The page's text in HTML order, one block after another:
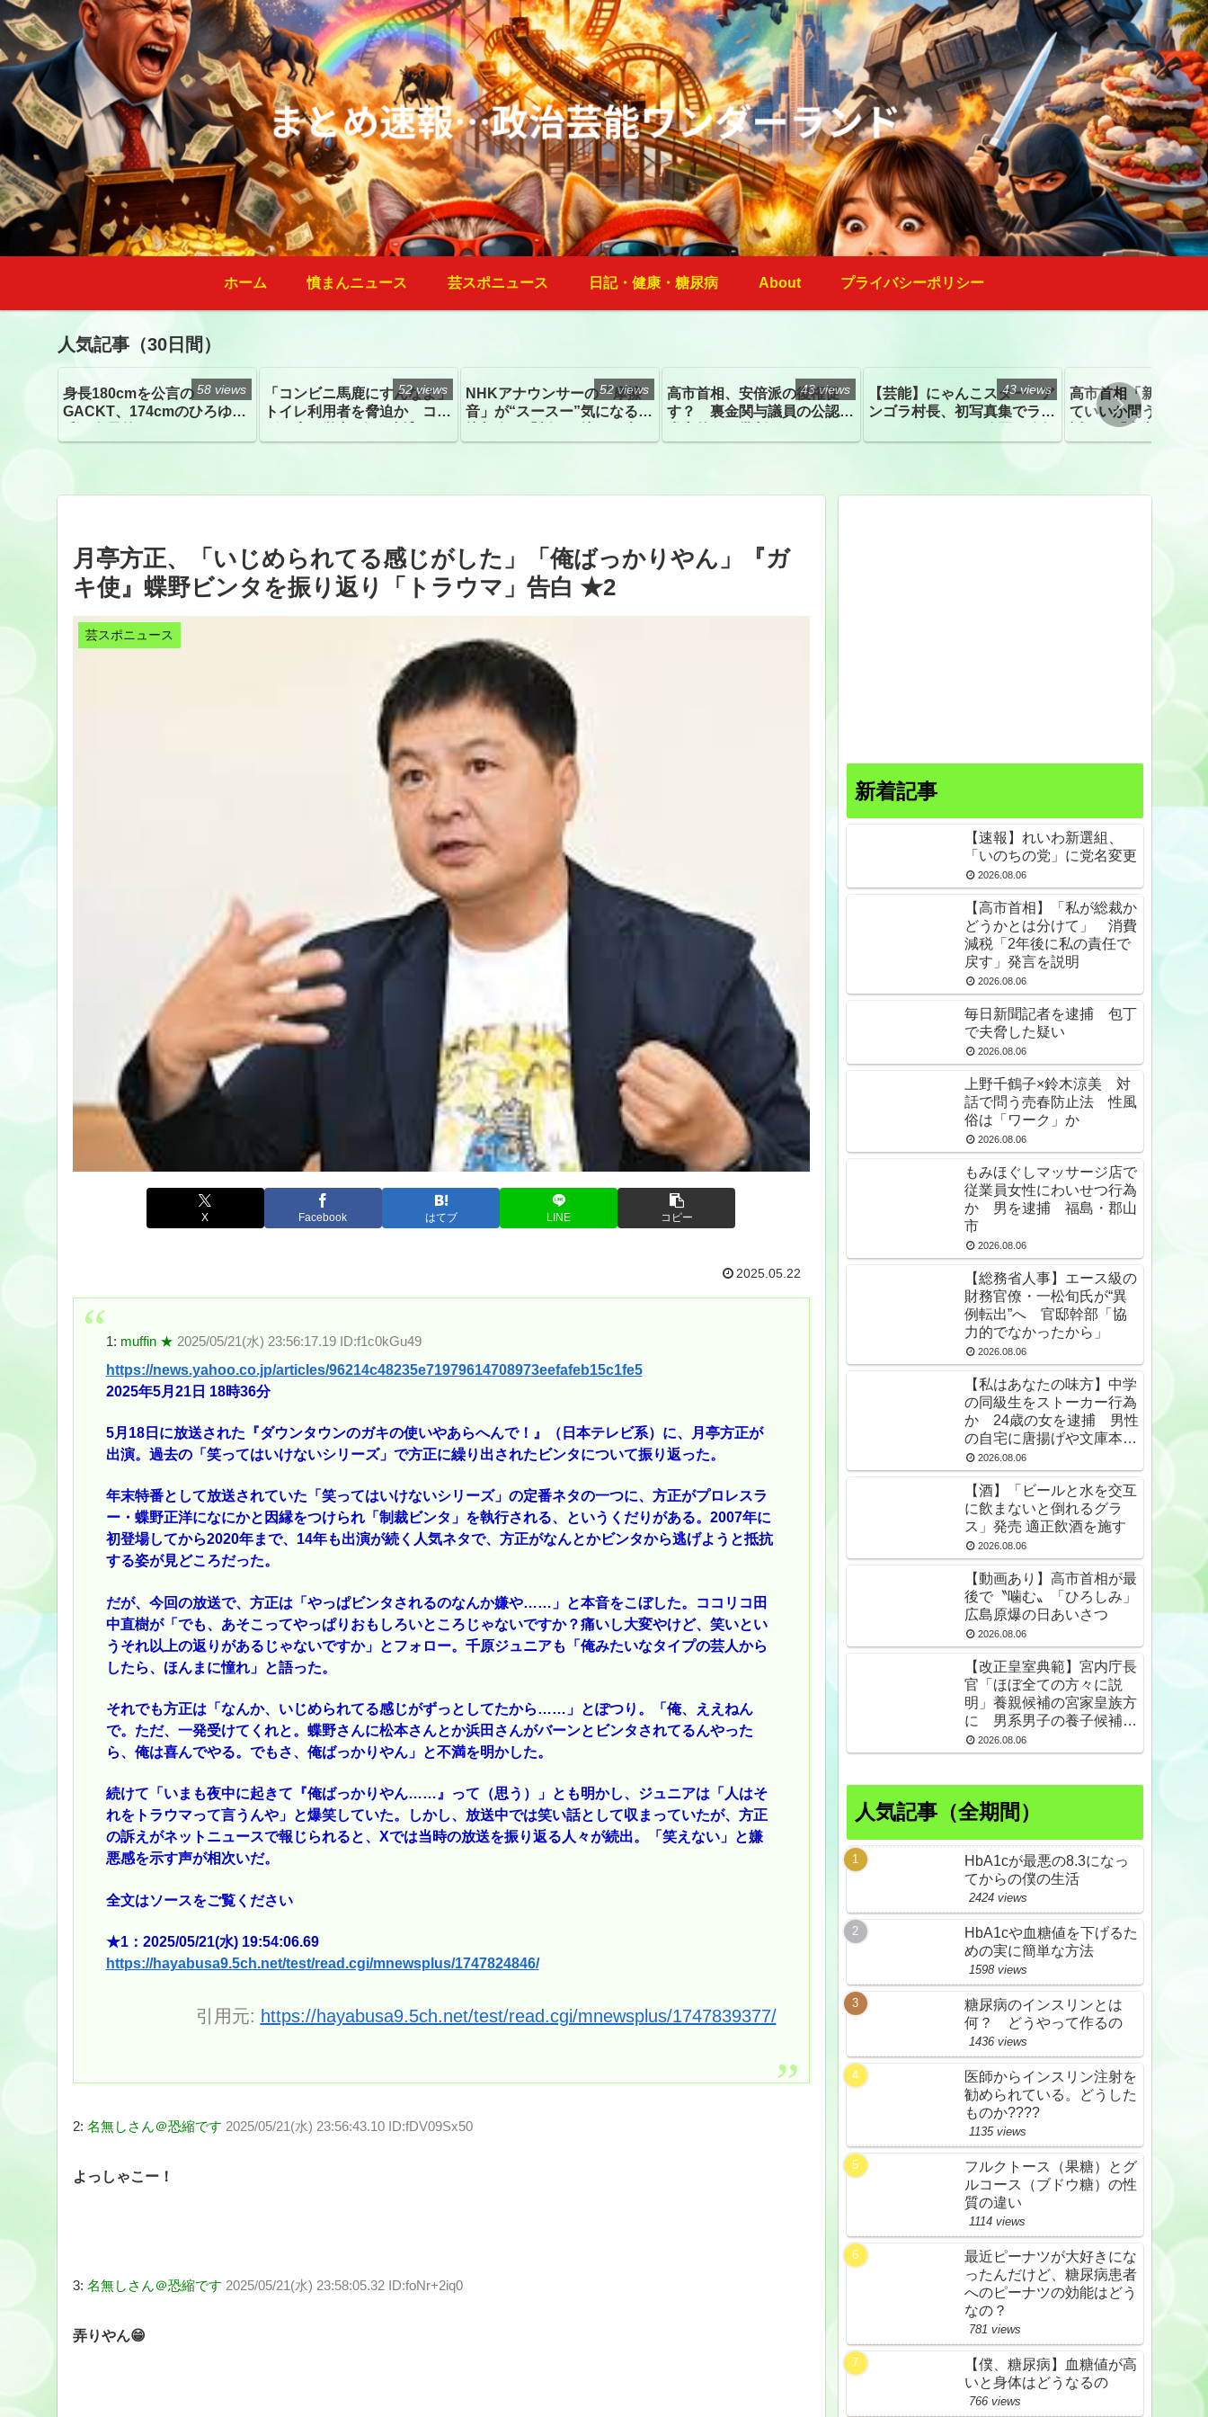
ホーム 憤まんニュース 芸スポニュース 日記・健康・糖尿病 About プライバシーポリシー
人気記事（30日間）
身長180cmを公言の
GACKT、174cmのひろゆき
トざわつき イベントでの写
58 views
「コンビニ馬鹿にすんなよ」
トイレ利用者を脅迫か コン
52 views
NHKアナウンサーの「摩擦
音」が“スースー”気になる指
聴こえる。聴きづらい」
52 views
高市首相、安倍派の復権促
す？ 裏金関与議員の公認、
43 views
【芸能】にゃんこスター・ア
ンゴラ村長、初写真集でラン
はデジタル写真集が異例の大
43 views
高市首相「新たな国
ていいか問う」 受
訴え！「高市自民に
月亭方正、「いじめられてる感じがした」「俺ばっかりやん」『ガ
キ使』蝶野ビンタを振り返り「トラウマ」告白 ★2
芸スポニュース
X Facebook はてブ LINE コピー
2025.05.22
1: muffin ★ 2025/05/21(水) 23:56:17.19 ID:f1c0kGu49
https://news.yahoo.co.jp/articles/96214c48235e71979614708973eefafeb15c1fe5
2025年5月21日 18時36分
5月18日に放送された『ダウンタウンのガキの使いやあらへんで！』（日本テレビ系）に、月亭方正が
出演。過去の「笑ってはいけないシリーズ」で方正に繰り出されたビンタについて振り返った。
年末特番として放送されていた「笑ってはいけないシリーズ」の定番ネタの一つに、方正がプロレスラ
ー・蝶野正洋になにかと因縁をつけられ「制裁ビンタ」を執行される、というくだりがある。2007年に
初登場してから2020年まで、14年も出演が続く人気ネタで、方正がなんとかビンタから逃げようと抵抗
する姿が見どころだった。
だが、今回の放送で、方正は「やっぱビンタされるのなんか嫌や……」と本音をこぼした。ココリコ田
中直樹が「でも、あそこってやっぱりおもしろいところじゃないですか？痛いし大変やけど、笑いとい
うそれ以上の返りがあるじゃないですか」とフォロー。千原ジュニアも「俺みたいなタイプの芸人から
したら、ほんまに憧れ」と語った。
それでも方正は「なんか、いじめられてる感じがずっとしてたから……」とぽつり。「俺、ええねん
で。ただ、一発受けてくれと。蝶野さんに松本さんとか浜田さんがバーンとビンタされてるんやった
ら、俺は喜んでやる。でもさ、俺ばっかりやん」と不満を明かした。
続けて「いまも夜中に起きて『俺ばっかりやん……』って（思う）」とも明かし、ジュニアは「人はそ
れをトラウマって言うんや」と爆笑していた。しかし、放送中では笑い話として収まっていたが、方正
の訴えがネットニュースで報じられると、Xでは当時の放送を振り返る人々が続出。「笑えない」と嫌
悪感を示す声が相次いだ。
全文はソースをご覧ください
★1：2025/05/21(水) 19:54:06.69
https://hayabusa9.5ch.net/test/read.cgi/mnewsplus/1747824846/
引用元: https://hayabusa9.5ch.net/test/read.cgi/mnewsplus/1747839377/
2: 名無しさん＠恐縮です 2025/05/21(水) 23:56:43.10 ID:fDV09Sx50
よっしゃこー！
3: 名無しさん＠恐縮です 2025/05/21(水) 23:58:05.32 ID:foNr+2iq0
弄りやん😁
新着記事
【速報】れいわ新選組、
「いのちの党」に党名変更
2026.08.06
【高市首相】「私が総裁か
どうかとは分けて」 消費
減税「2年後に私の責任で
戻す」発言を説明
2026.08.06
毎日新聞記者を逮捕 包丁
で夫脅した疑い
2026.08.06
上野千鶴子×鈴木涼美 対
話で問う売春防止法 性風
俗は「ワーク」か
2026.08.06
もみほぐしマッサージ店で
従業員女性にわいせつ行為
か 男を逮捕 福島・郡山
市
2026.08.06
【総務省人事】エース級の
財務官僚・一松旬氏が“異
例転出”へ 官邸幹部「協
力的でなかったから」
2026.08.06
【私はあなたの味方】中学
の同級生をストーカー行為
か 24歳の女を逮捕 男性
の自宅に唐揚げや文庫本な
ど繰り返し届ける / 兵庫県
★2
2026.08.06
【酒】「ビールと水を交互
に飲まないと倒れるグラ
ス」発売 適正飲酒を施す
2026.08.06
【動画あり】高市首相が最
後で〝噛む〟「ひろしみ」
広島原爆の日あいさつ
2026.08.06
【改正皇室典範】宮内庁長
官「ほぼ全ての方々に説
明」養親候補の宮家皇族方
に 男系男子の養子候補は
「把握せず」
2026.08.06
人気記事（全期間）
HbA1cが最悪の8.3になっ
てからの僕の生活
2424 views
HbA1cや血糖値を下げるた
めの実に簡単な方法
1598 views
糖尿病のインスリンとは
何？ どうやって作るの
1436 views
医師からインスリン注射を
勧められている。どうした
ものか????
1135 views
フルクトース（果糖）とグ
ルコース（ブドウ糖）の性
質の違い
1114 views
最近ピーナツが大好きにな
ったんだけど、糖尿病患者
へのピーナツの効能はどう
なの？
781 views
【僕、糖尿病】血糖値が高
いと身体はどうなるの
766 views